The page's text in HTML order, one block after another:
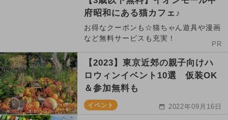
府昭和にある猫カフェ♪
お得なクーポンも☆猫ちゃん遊具や漫画
など無料サービスも充実！
PR
【2023】東京近郊の親子向けハ
ロウィンイベント10選 仮装OK
＆参加無料も
イベント 2022年09月16日